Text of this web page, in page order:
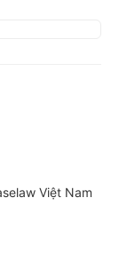
Việt Nam